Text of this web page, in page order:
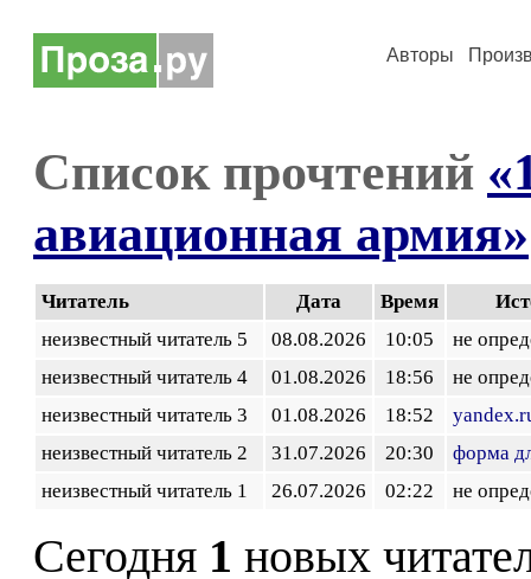
Авторы
Список прочтений
авиационная армия»
Читатель Дата Время
неизвестный читатель 5
08.08.2026 10:05
не
неизвестный читатель 4
01.08.2026 18:56
не
неизвестный читатель 3
01.08.2026 18:52
неизвестный читатель 2
31.07.2026 20:30
форма
неизвестный читатель 1
26.07.2026 02:22 не
Сегодня 1 новых